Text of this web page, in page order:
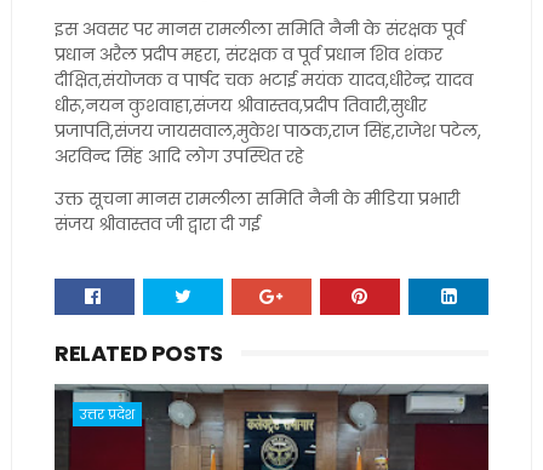
इस अवसर पर मानस रामलीला समिति नैनी के संरक्षक पूर्व
प्रधान अरैल प्रदीप महरा, संरक्षक व पूर्व प्रधान शिव शंकर
दीक्षित,संयोजक व पार्षद चक भटाई मयंक यादव,धीरेन्द्र यादव
धीरू,नयन कुशवाहा,संजय श्रीवास्तव,प्रदीप तिवारी,सुधीर
प्रजापति,संजय जायसवाल,मुकेश पाठक,राज सिंह,राजेश पटेल,
अरविन्द सिंह आदि लोग उपस्थित रहे
उक्त सूचना मानस रामलीला समिति नैनी के मीडिया प्रभारी
संजय श्रीवास्तव जी द्वारा दी गई
RELATED POSTS
उत्तर प्रदेश